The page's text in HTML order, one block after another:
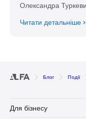
Олександра
Читати детальніше
Блог Події
Для бізнесу